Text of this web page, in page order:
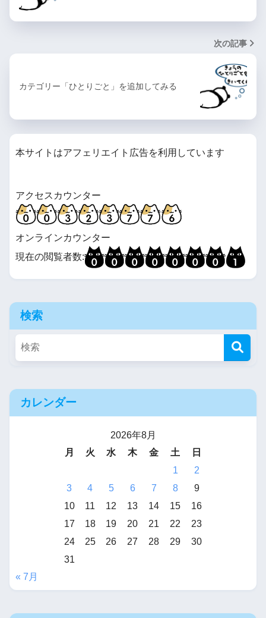
次の記事
カテゴリー「ひとりごと」を追加してみる
本サイトはアフェリエイト広告を利用しています
アクセスカウンター
オンラインカウンター
現在の閲覧者数:
検索
カレンダー
2026年8月
月
火 水 木 金 土
日
1
2
3
4 5 6 7 8
9
10
11 12 13 14 15
16
17
18 19 20 21 22
23
24
25 26 27 28 29
30
31
« 7月